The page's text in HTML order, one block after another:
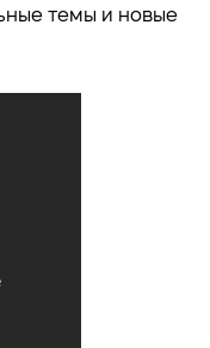
темы и новые